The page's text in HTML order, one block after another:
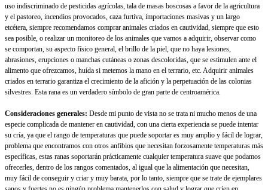
uso indiscriminado de pesticidas agrícolas, tala de masas boscosas a favor de la agricultura
y el pastoreo, incendios provocados, caza furtiva, importaciones masivas y un largo
etcétera, siempre recomendamos comprar animales criados en cautividad, siempre que esto
sea posible, o realizar un monitoreo de los animales que vamos a adquirir, observar como
se comportan, su aspecto físico general, el brillo de la piel, que no haya lesiones,
abrasiones, erupciones o manchas cutáneas o zonas descoloridas, que se estimulen ante el
alimento que ofrezcamos, huída si metemos la mano en el terrario, etc. Adquirir animales
criados en terrario garantiza el crecimiento de la afición y la perpetuación de las colonias
silvestres. Esta rana es un verdadero símbolo de gran parte de centroamérica.
Consideraciones generales: Desde mi punto de vista no se trata ni mucho menos de una
especie complicada de mantener en cautividad, con una cierta experiencia se puede intentar
su cría, ya que el rango de temperaturas que puede soportar es muy amplio y fácil de lograr,
problema que encontramos con otros anfibios que necesitan forzosamente temperaturas más
específicas, estas ranas soportarán prácticamente cualquier temperatura suave que podamos
ofrecerles, dentro de los rangos comentados, al igual que la alimentación que necesitan,
muy fácil de conseguir y criar y muy barata, por lo tanto, siempre que se trate de ejemplares